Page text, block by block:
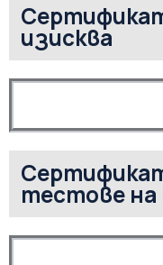
изисква
тестове на